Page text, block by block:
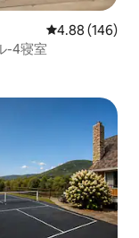
レビュー146
4.88 (146)
-4寝室